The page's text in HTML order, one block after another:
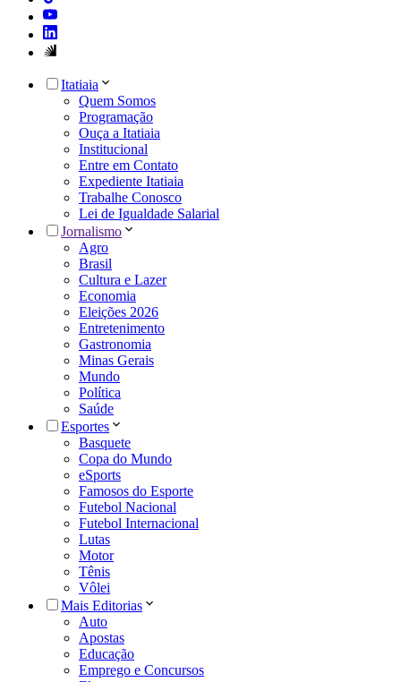
Itatiaia
Quem Somos
Programação
Ouça a Itatiaia
Institucional
Entre em Contato
Expediente Itatiaia
Trabalhe Conosco
Lei de Igualdade Salarial
Jornalismo
Agro
Brasil
Cultura e Lazer
Economia
Eleições 2026
Entretenimento
Gastronomia
Minas Gerais
Mundo
Política
Saúde
Esportes
Basquete
Copa do Mundo
eSports
Famosos do Esporte
Futebol Nacional
Futebol Internacional
Lutas
Motor
Tênis
Vôlei
Mais Editorias
Auto
Apostas
Educação
Emprego e Concursos